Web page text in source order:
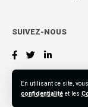
En utilisant ce site,
confidentialité et les
SUIVEZ-NOUS
©2023